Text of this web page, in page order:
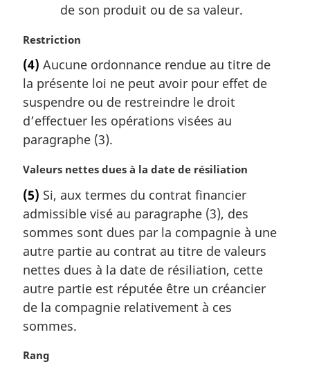
de son produit ou de sa valeur.
N
t
e
m
a
g
n
a
e
:
Restriction
(4) Aucune ordonnance rendue au titre de
la présente loi ne peut avoir pour effet de
suspendre ou de restreindre le droit
d’effectuer les opérations visées au
paragraphe (3).
N
t
e
m
r
g
i
n
a
e
Valeurs nettes dues à la date de résiliation
(5) Si, aux termes du contrat financier
admissible visé au paragraphe (3), des
sommes sont dues par la compagnie à une
autre partie au contrat au titre de valeurs
nettes dues à la date de résiliation, cette
autre partie est réputée être un créancier
de la compagnie relativement à ces
sommes.
N
Rang